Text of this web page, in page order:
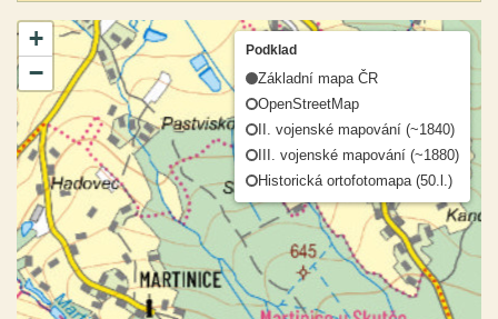
+
−
Podklad
Základní mapa ČR
OpenStreetMap
II. vojenské mapování (~1840)
III. vojenské mapování (~1880)
Historická ortofotomapa (50.l.)